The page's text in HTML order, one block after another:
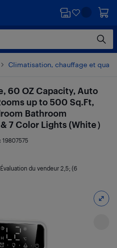
Climatisation, chauffage et
60 OZ Capacity, Auto
up to 500 Sq.Ft,
Bathroom
7 Color Lights (White）
19807575
Évaluation du vendeur 2,5; (6